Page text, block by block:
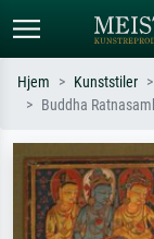
Søk etter kunstner,
eksempel Monet,
impresjonisme,
Hjem Kunststiler
Buddha